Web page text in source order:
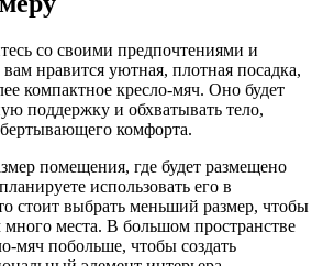
со своими предпочтениями и
нравится уютная, плотная посадка,
компактное кресло-мяч. Оно будет
поддержку и обхватывать тело,
комфорта.
помещения, где будет размещено
использовать его в
стоит выбрать меньший размер, чтобы
места. В большом пространстве
мяч побольше, чтобы создать